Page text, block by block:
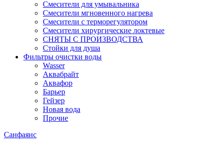
Смесители для умывальника
Смесители мгновенного нагрева
Смесители с терморегулятором
Смесители хирургические локтевые
СНЯТЫ С ПРОИЗВОДСТВА
Стойки для душа
Фильтры очистки воды
Wasser
Аквабрайт
Аквафор
Барьер
Гейзер
Новая вода
Прочие
Санфаянс